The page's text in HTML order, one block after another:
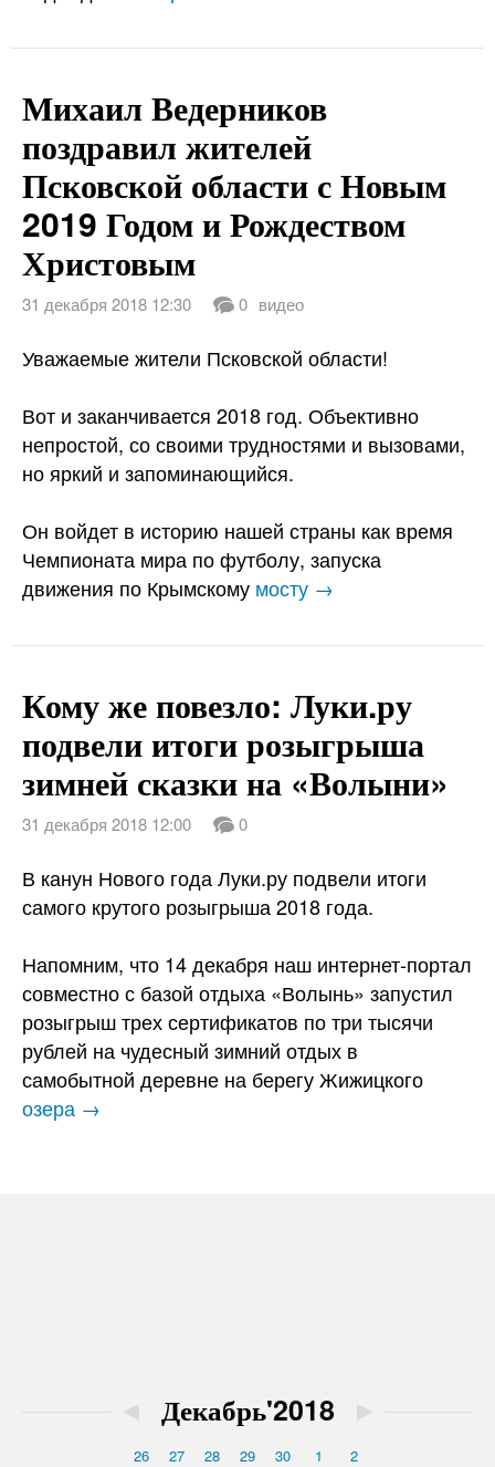
Михаил Ведерников
поздравил жителей
Псковской области с Новым
2019 Годом и Рождеством
Христовым
31 декабря 2018 12:30 0 видео
Уважаемые жители Псковской области!
Вот и заканчивается 2018 год. Объективно
непростой, со своими трудностями и вызовами,
но яркий и запоминающийся.
Он войдет в историю нашей страны как время
Чемпионата мира по футболу, запуска
движения по Крымскому мосту →
Кому же повезло: Луки.ру
подвели итоги розыгрыша
зимней сказки на «Волыни»
31 декабря 2018 12:00 0
В канун Нового года Луки.ру подвели итоги
самого крутого розыгрыша 2018 года.
Напомним, что 14 декабря наш интернет-портал
совместно с базой отдыха «Волынь» запустил
розыгрыш трех сертификатов по три тысячи
рублей на чудесный зимний отдых в
самобытной деревне на берегу Жижицкого
озера →
◄ Декабрь'2018 ►
26 27 28 29 30 1
2